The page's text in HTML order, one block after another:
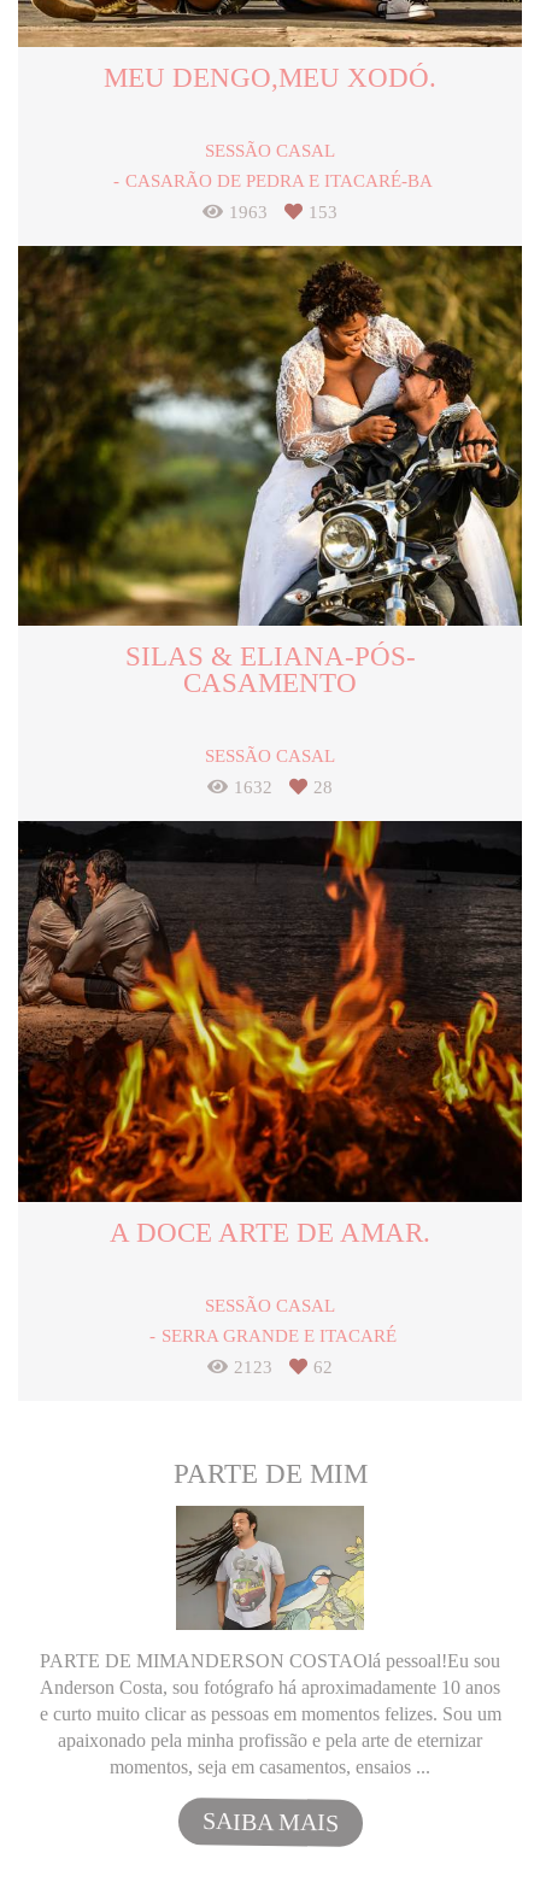
MEU DENGO,MEU XODÓ.
SESSÃO CASAL
CASARÃO DE PEDRA E ITACARÉ-BA
1963
153
SILAS & ELIANA-PÓS-
CASAMENTO
SESSÃO CASAL
1632
28
A DOCE ARTE DE AMAR.
SESSÃO CASAL
SERRA GRANDE E ITACARÉ
2123
62
PARTE DE MIM
PARTE DE MIMANDERSON COSTAOlá pessoal!Eu sou
Anderson Costa, sou fotógrafo há aproximadamente 10 anos
e curto muito clicar as pessoas em momentos felizes. Sou um
apaixonado pela minha profissão e pela arte de eternizar
momentos, seja em casamentos, ensaios ...
SAIBA MAIS